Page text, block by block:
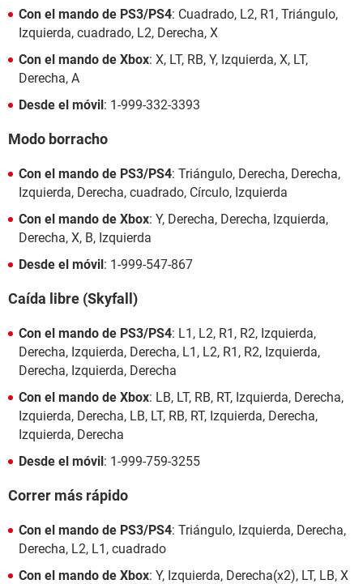
Con el mando de PS3/PS4: Cuadrado, L2, R1, Triángulo,
Izquierda, cuadrado, L2, Derecha, X
Con el mando de Xbox: X, LT, RB, Y, Izquierda, X, LT,
Derecha, A
Desde el móvil: 1-999-332-3393
Modo borracho
Con el mando de PS3/PS4: Triángulo, Derecha, Derecha,
Izquierda, Derecha, cuadrado, Círculo, Izquierda
Con el mando de Xbox: Y, Derecha, Derecha, Izquierda,
Derecha, X, B, Izquierda
Desde el móvil: 1-999-547-867
Caída libre (Skyfall)
Con el mando de PS3/PS4: L1, L2, R1, R2, Izquierda,
Derecha, Izquierda, Derecha, L1, L2, R1, R2, Izquierda,
Derecha, Izquierda, Derecha
Con el mando de Xbox: LB, LT, RB, RT, Izquierda, Derecha,
Izquierda, Derecha, LB, LT, RB, RT, Izquierda, Derecha,
Izquierda, Derecha
Desde el móvil: 1-999-759-3255
Correr más rápido
Con el mando de PS3/PS4: Triángulo, Izquierda, Derecha,
Derecha, L2, L1, cuadrado
Con el mando de Xbox: Y, Izquierda, Derecha(x2), LT, LB, X